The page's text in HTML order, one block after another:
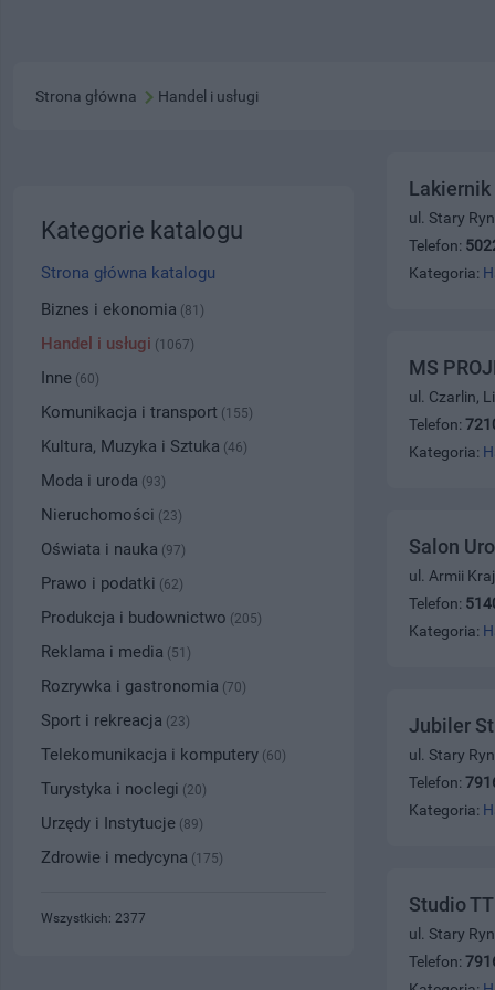
Strona główna Handel i usługi
ul. Stary
Telefon:
Kategoria:
MS
ul. Czarlin,
Telefon:
Kategoria:
Salon
ul. Armii
Telefon:
Kategoria:
Jubiler
ul. Stary
Telefon:
Kategoria:
Studio
ul. Stary
Telefon:
Kategorie katalogu
Strona główna katalogu
Biznes i ekonomia (81)
Handel i usługi (1067)
Inne (60)
Komunikacja i transport (155)
Kultura, Muzyka i Sztuka (46)
Moda i uroda (93)
Nieruchomości (23)
Oświata i nauka (97)
Prawo i podatki (62)
Produkcja i budownictwo (205)
Reklama i media (51)
Rozrywka i gastronomia (70)
Sport i rekreacja (23)
Telekomunikacja i komputery (60)
Turystyka i noclegi (20)
Urzędy i Instytucje (89)
Zdrowie i medycyna (175)
Wszystkich: 2377